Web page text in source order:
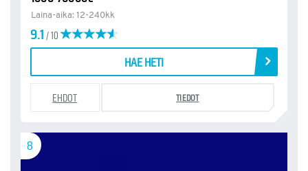
Laina-aika: 12-240kk
9.1/ 10
HAE HETI
EHDOT TIEDOT
8